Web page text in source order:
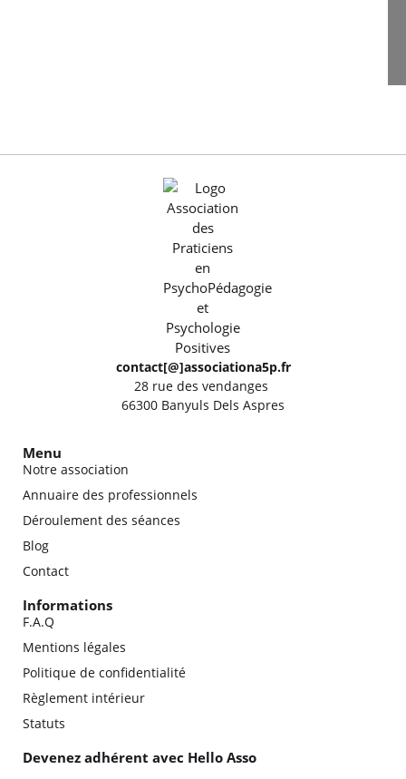
contact[@]associationa5p.fr
28 rue des vendanges
66300 Banyuls Dels Aspres
Menu
Notre association
Annuaire des professionnels
Déroulement des séances
Blog
Contact
Informations
F.A.Q
Mentions légales
Politique de confidentialité
Règlement intérieur
Statuts
Devenez adhérent avec Hello Asso